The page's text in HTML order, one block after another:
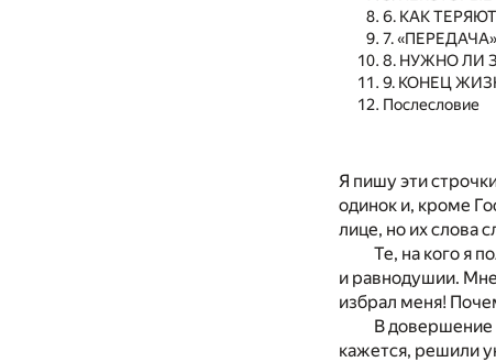
6. КАК
7.
8. НУЖНО ЛИ
9. КОНЕЦ
Послесловие
Я пишу эти
одинок и, кроме
лице, но их слова
Те, на кого я
и равнодушии. Мне
избрал меня!
В довершение
кажется, решили